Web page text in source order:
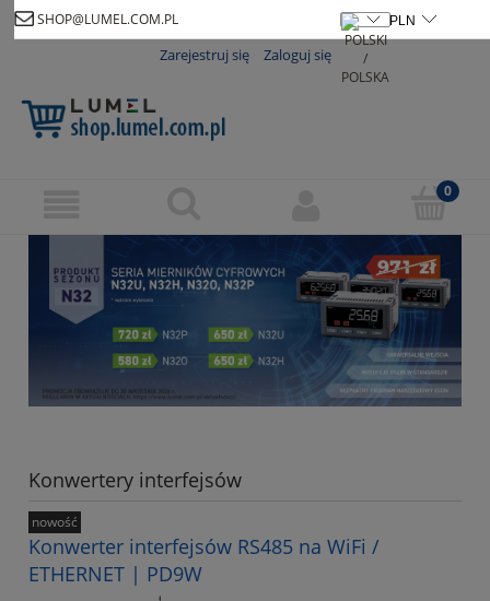
SHOP@LUMEL.COM.PL
Zarejestruj się Zaloguj się
Konwertery interfejsów
Konwerter interfejsów RS485 na WiFi /
ETHERNET | PD9W
nowość